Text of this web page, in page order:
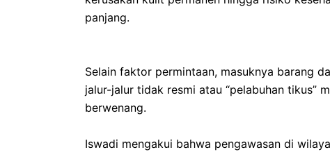
panjang.
‎​Selain faktor permintaan, masuknya barang
jalur-jalur tidak resmi atau “pelabuhan tikus”
berwenang.
‎Iswadi mengakui bahwa pengawasan di